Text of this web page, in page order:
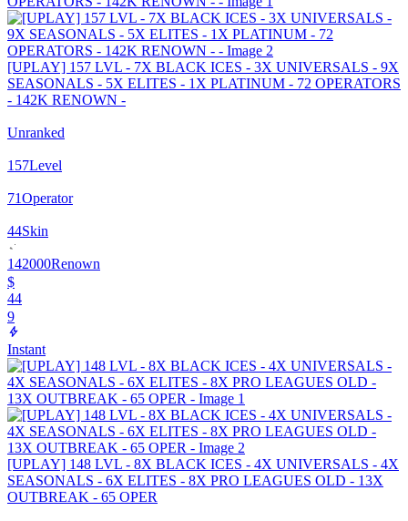
[UPLAY] 157 LVL - 7X BLACK ICES - 3X UNIVERSALS - 9X
SEASONALS - 5X ELITES - 1X PLATINUM - 72 OPERATORS
- 142K RENOWN -
Unranked
157Level
71Operator
44Skin
142000Renown
$
44
9
Instant
[UPLAY] 148 LVL - 8X BLACK ICES - 4X UNIVERSALS - 4X
SEASONALS - 6X ELITES - 8X PRO LEAGUES OLD - 13X
OUTBREAK - 65 OPER